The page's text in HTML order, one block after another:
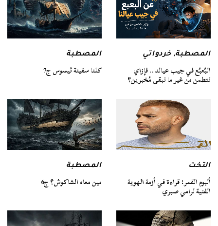
المصطبة,خردواتي
البُعبُع في جيب عيالنا.. فإزاي
نتطمن من غير ما نبقى مُخبرين؟
المصطبة
كلنا سفينة ثيسوس ج7
التخت
ألبوم القمر: قراءة في أزمة الهوية
الفنية لرامي صبري
المصطبة
مين معاه الشاكوش؟ ج6